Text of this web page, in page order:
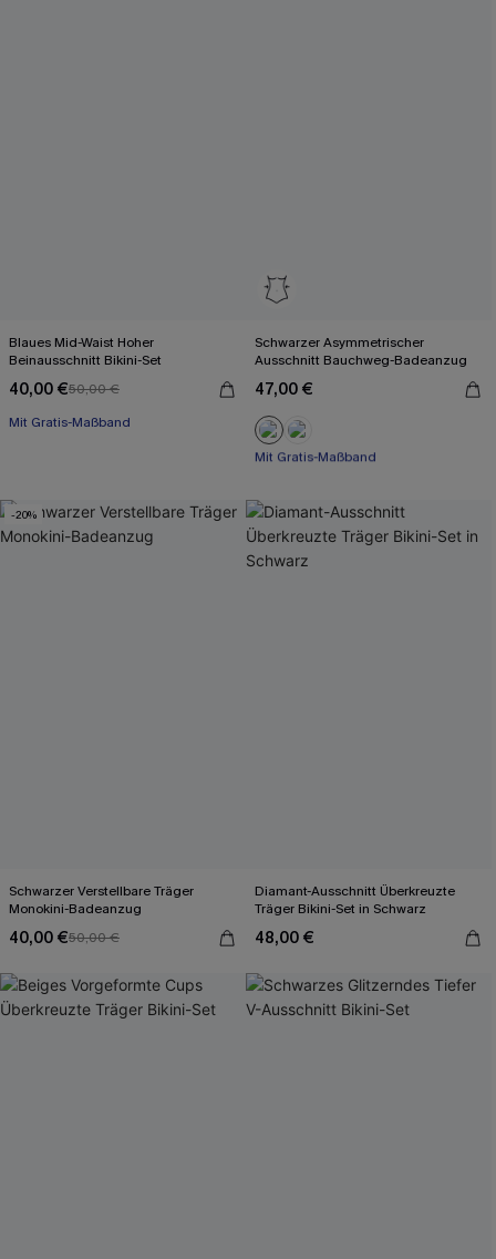
Blaues Mid-Waist Hoher
Beinausschnitt Bikini-Set
40,00 €50,00 €
Mit Gratis-Maßband
Schwarzer Asymmetrischer
Ausschnitt Bauchweg-Badeanzug
47,00 €
Mit Gratis-Maßband
Bauch Kontrolle
-20%
Schwarzer Verstellbare Träger
Monokini-Badeanzug
40,00 €50,00 €
Diamant-Ausschnitt Überkreuzte
Träger Bikini-Set in Schwarz
48,00 €